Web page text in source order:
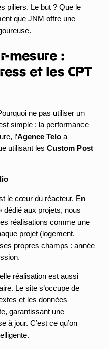
piliers. Le but ? Que le
que JNM offre une
mesure :
et les CPT
ne pas utiliser un
simple : la performance
l’Agence Teloa
utilisant les Custom Post
le cœur du réacteur. En
dédié aux projets, nous
réalisations comme une
projet (logement,
propres champs : année
réalisation est aussi
Le site s’occupe de
et les données
garantissant une
à jour. C’est ce qu’on